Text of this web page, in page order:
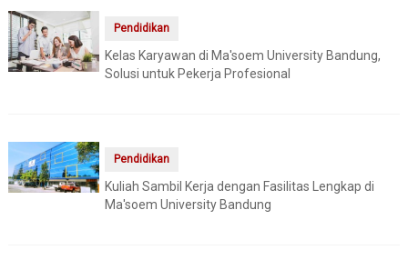
Pendidikan
Kelas Karyawan di Ma'soem University Bandung,
Solusi untuk Pekerja Profesional
Pendidikan
Kuliah Sambil Kerja dengan Fasilitas Lengkap di
Ma'soem University Bandung